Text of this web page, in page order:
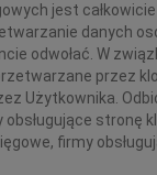
jest
danych
odwołać. W
przez
Użytkownika.
stronę
firmy